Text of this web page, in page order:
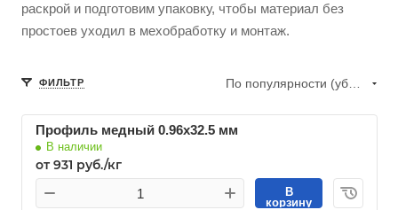
раскрой и подготовим упаковку, чтобы материал без
простоев уходил в мехобработку и монтаж.
ФИЛЬТР
Профиль медный 0.96х32.5 мм
В наличии
от 931 руб./кг
В
корзину